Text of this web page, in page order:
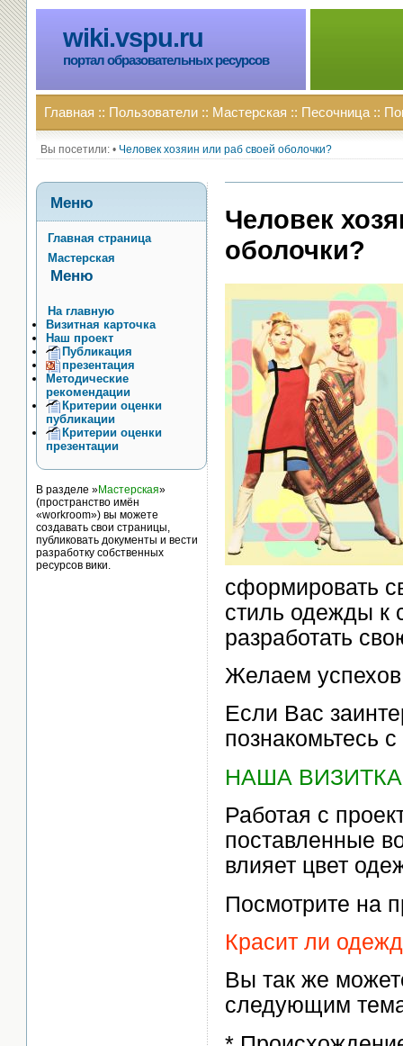
wiki.vspu.ru
портал образовательных ресурсов
Главная :: Пользователи :: Мастерская :: Песочница ::
Вы посетили: • Человек хозяин или раб своей оболочки?
Человек
оболочки?
сформировать
стиль одежды к
разработать
Желаем
Если Вас
познакомьтесь
НАША ВИЗИТКА
Работая с
поставленные
влияет цвет
Посмотрите на
Красит ли
Вы так же
следующим
Меню
Главная страница
Мастерская
Меню
На главную
Визитная карточка
Наш проект
Публикация
презентация
Методические
рекомендации
Критерии оценки
публикации
Критерии оценки
презентации
В разделе »Мастерская»
(пространство имён
«workroom») вы можете
создавать свои страницы,
публиковать документы и вести
разработку собственных
ресурсов вики.